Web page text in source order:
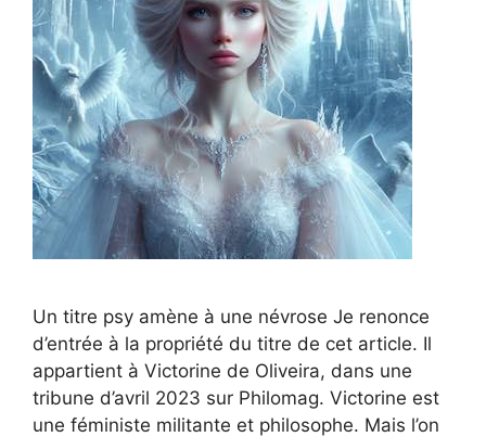
Un titre psy amène à une névrose Je renonce
d’entrée à la propriété du titre de cet article. Il
appartient à Victorine de Oliveira, dans une
tribune d’avril 2023 sur Philomag. Victorine est
une féministe militante et philosophe. Mais l’on